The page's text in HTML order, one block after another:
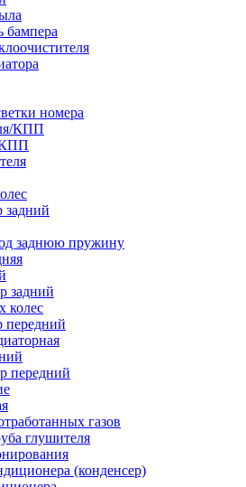
бампера
номера
КПП
задний
заднюю пружину
задний
колес
передний
передний
газов
глушителя
(конденсер)